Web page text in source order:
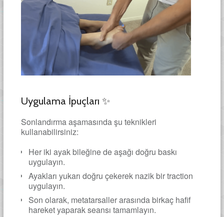
Uygulama İpuçları ✨
Sonlandırma aşamasında şu teknikleri
kullanabilirsiniz:
Her iki ayak bileğine de aşağı doğru baskı
uygulayın.
Ayakları yukarı doğru çekerek nazik bir traction
uygulayın.
Son olarak, metatarsaller arasında birkaç hafif
hareket yaparak seansı tamamlayın.